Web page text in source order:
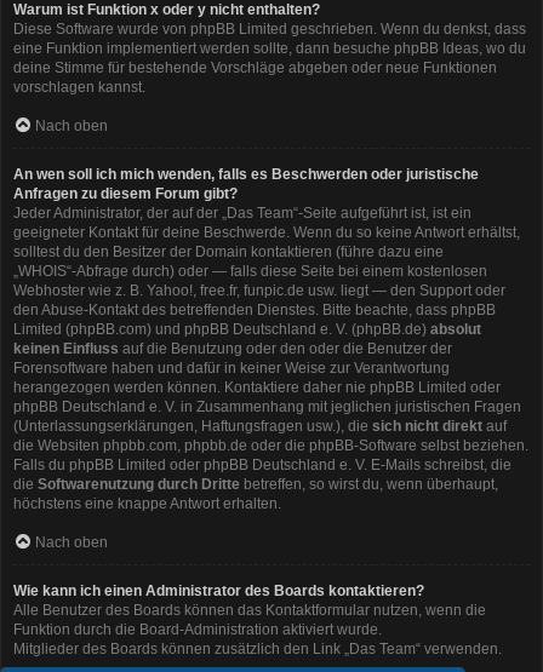
Warum ist Funktion x oder y nicht enthalten?
Diese Software wurde von phpBB Limited geschrieben. Wenn du denkst, dass
eine Funktion implementiert werden sollte, dann besuche phpBB Ideas, wo du
deine Stimme für bestehende Vorschläge abgeben oder neue Funktionen
vorschlagen kannst.
Nach oben
An wen soll ich mich wenden, falls es Beschwerden oder juristische
Anfragen zu diesem Forum gibt?
Jeder Administrator, der auf der „Das Team“-Seite aufgeführt ist, ist ein
geeigneter Kontakt für deine Beschwerde. Wenn du so keine Antwort erhältst,
solltest du den Besitzer der Domain kontaktieren (führe dazu eine
„WHOIS“-Abfrage durch) oder — falls diese Seite bei einem kostenlosen
Webhoster wie z. B. Yahoo!, free.fr, funpic.de usw. liegt — den Support oder
den Abuse-Kontakt des betreffenden Dienstes. Bitte beachte, dass phpBB
Limited (phpBB.com) und phpBB Deutschland e. V. (phpBB.de) absolut
keinen Einfluss auf die Benutzung oder den oder die Benutzer der
Forensoftware haben und dafür in keiner Weise zur Verantwortung
herangezogen werden können. Kontaktiere daher nie phpBB Limited oder
phpBB Deutschland e. V. in Zusammenhang mit jeglichen juristischen Fragen
(Unterlassungserklärungen, Haftungsfragen usw.), die sich nicht direkt auf
die Websiten phpbb.com, phpbb.de oder die phpBB-Software selbst beziehen.
Falls du phpBB Limited oder phpBB Deutschland e. V. E-Mails schreibst, die
die Softwarenutzung durch Dritte betreffen, so wirst du, wenn überhaupt,
höchstens eine knappe Antwort erhalten.
Nach oben
Wie kann ich einen Administrator des Boards kontaktieren?
Alle Benutzer des Boards können das Kontaktformular nutzen, wenn die
Funktion durch die Board-Administration aktiviert wurde.
Mitglieder des Boards können zusätzlich den Link „Das Team“ verwenden.